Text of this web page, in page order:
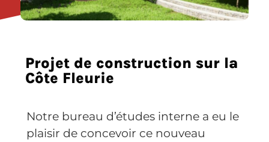
Projet de construction sur la
Côte Fleurie
Notre bureau d’études interne a eu le
plaisir de concevoir ce nouveau